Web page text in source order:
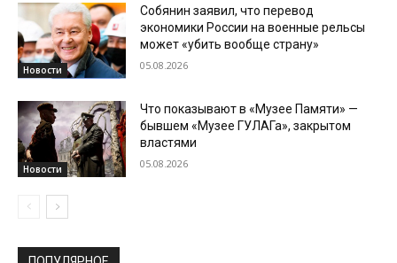
Новости
Собянин заявил, что перевод
экономики России на военные рельсы
может «убить вообще страну»
05.08.2026
Новости
Что показывают в «Музее Памяти» —
бывшем «Музее ГУЛАГа», закрытом
властями
05.08.2026